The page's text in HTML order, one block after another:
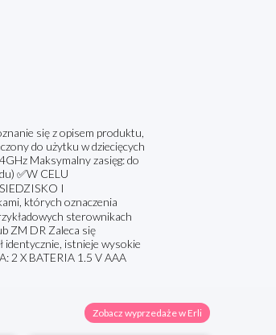
się z opisem produktu,
do użytku w dziecięcych
Maksymalny zasięg: do
✅W CELU
I
których oznaczenia
sterownikach
ZM DR Zaleca się
identycznie, istnieje wysokie
2 X BATERIA 1.5 V AAA
Zobacz wyprzedaże w Erli